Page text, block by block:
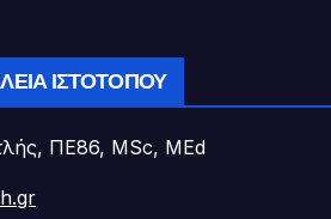
ΙΣΤΟΤΌΠΟΥ
ΠΕ86, MSc, MEd